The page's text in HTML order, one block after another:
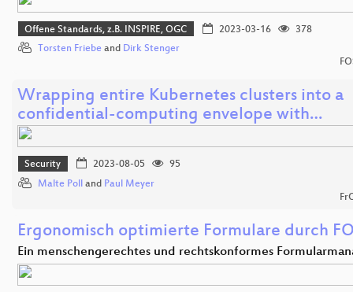
Offene Standards, z.B. INSPIRE, OGC 2023-03-16
378
Torsten Friebe and Dirk Stenger
Wrapping entire Kubernetes clusters into a
confidential-computing envelope with…
Security 2023-08-05
95
Malte Poll and Paul Meyer
Ergonomisch optimierte Formulare durch
Ein menschengerechtes und rechtskonformes